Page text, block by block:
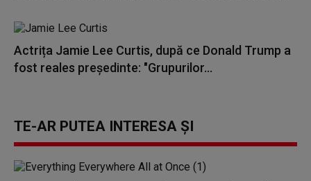
Actrița Jamie Lee Curtis, după ce Donald Trump a
fost reales președinte: "Grupurilor...
TE-AR PUTEA INTERESA ȘI